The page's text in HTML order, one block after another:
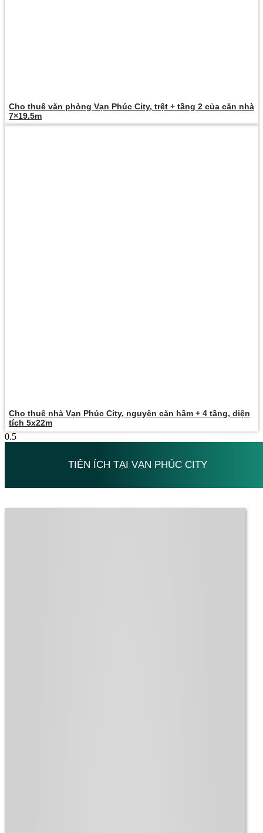
Cho thuê văn phòng Vạn Phúc City, trệt + tầng 2 của căn nhà
7×19.5m
Cho thuê nhà Vạn Phúc City, nguyên căn hầm + 4 tầng, diện
tích 5x22m
TIỆN ÍCH TẠI VẠN PHÚC CITY